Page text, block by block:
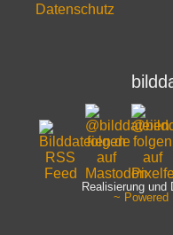
Datenschutz
Realisierung und
~ Powered